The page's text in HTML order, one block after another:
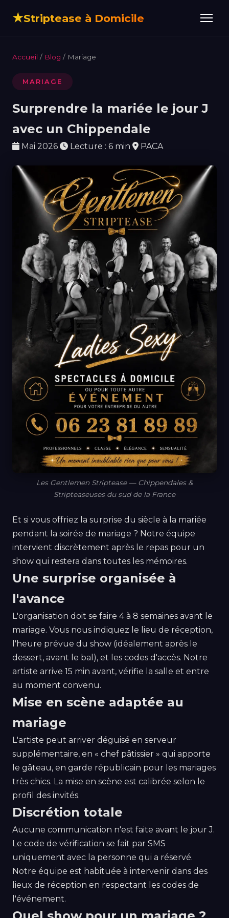
★Striptease à Domicile
Accueil / Blog / Mariage
MARIAGE
Surprendre la mariée le jour J
avec un Chippendale
Mai 2026 Lecture : 6 min PACA
Les Gentlemen Striptease — Chippendales &
Stripteaseuses du sud de la France
Et si vous offriez la surprise du siècle à la mariée
pendant la soirée de mariage ? Notre équipe
intervient discrètement après le repas pour un
show qui restera dans toutes les mémoires.
Une surprise organisée à
l'avance
L'organisation doit se faire 4 à 8 semaines avant le
mariage. Vous nous indiquez le lieu de réception,
l'heure prévue du show (idéalement après le
dessert, avant le bal), et les codes d'accès. Notre
artiste arrive 15 min avant, vérifie la salle et entre
au moment convenu.
Mise en scène adaptée au
mariage
L'artiste peut arriver déguisé en serveur
supplémentaire, en « chef pâtissier » qui apporte
le gâteau, en garde républicain pour les mariages
très chics. La mise en scène est calibrée selon le
profil des invités.
Discrétion totale
Aucune communication n'est faite avant le jour J.
Le code de vérification se fait par SMS
uniquement avec la personne qui a réservé.
Notre équipe est habituée à intervenir dans des
lieux de réception en respectant les codes de
l'événement.